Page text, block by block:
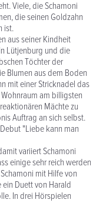
Viele, die Schamoni
die seinen Goldzahn
ist.
aus seiner Kindheit
Lütjenburg und die
Töchter der
Blumen aus dem Boden
mit einer Stricknadel das
am billigsten
Mächte zu
Auftrag an sich selbst.
"Liebe kann man
variiert Schamoni
einige sehr reich werden
mit Hilfe von
Duett von Harald
In drei Hörspielen